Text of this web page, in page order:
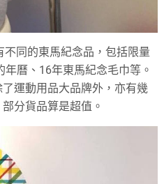
同的東馬紀念品，包括限量
曆、16年東馬紀念毛巾等。
運動用品大品牌外，亦有幾
分貨品算是超值。